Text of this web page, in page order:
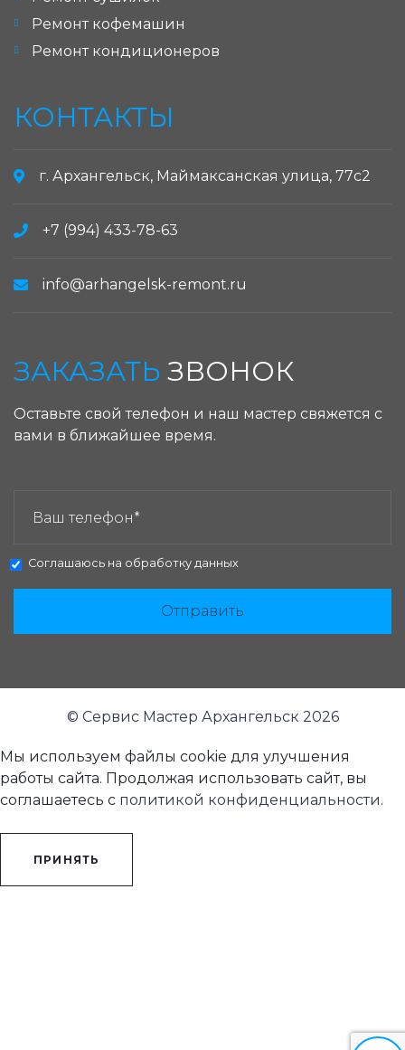
Ремонт кофемашин
Ремонт кондиционеров
КОНТАКТЫ
г. Архангельск, Маймаксанская улица, 77с2
+7 (994) 433-78-63
info@arhangelsk-remont.ru
ЗАКАЗАТЬ ЗВОНОК
Оставьте свой телефон и наш мастер свяжется с
вами в ближайшее время.
Соглашаюсь на обработку данных
Отправить
© Сервис Мастер Архангельск 2026
Мы используем файлы cookie для улучшения
работы сайта. Продолжая использовать сайт, вы
соглашаетесь с политикой конфиденциальности.
ПРИНЯТЬ